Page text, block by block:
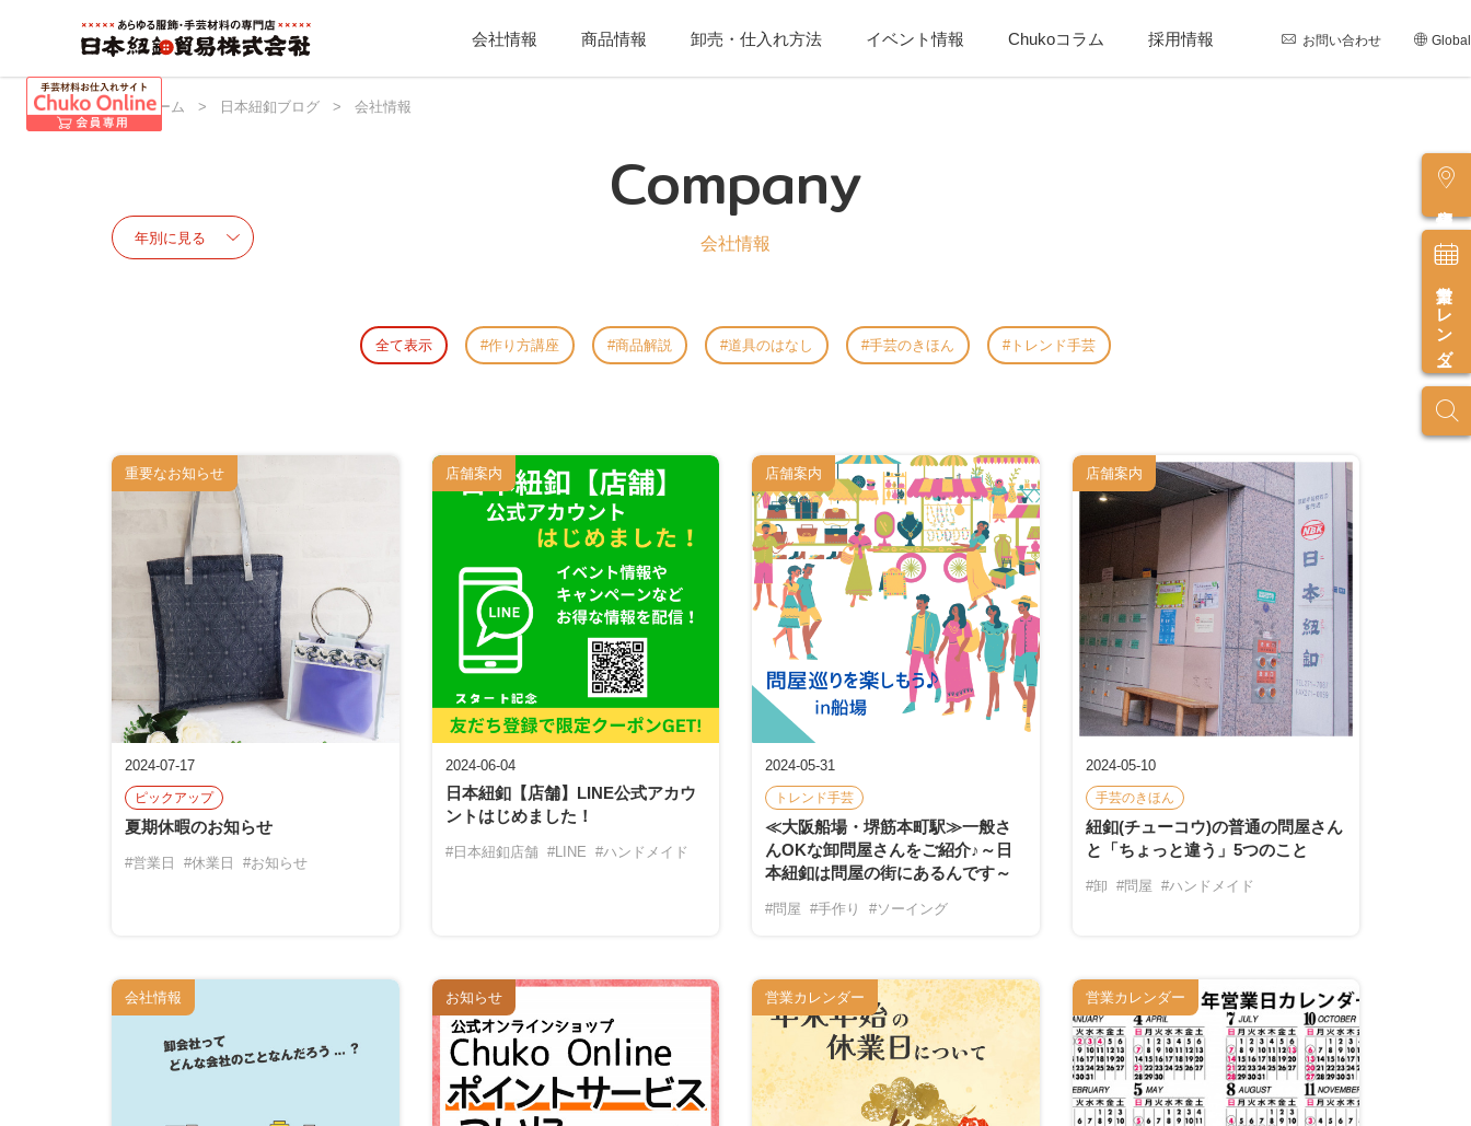
会社情報 商品情報 卸売・仕入れ方法 イベント情報 Chukoコラム 採用情報 お問い合わせ Global
営業カレンダー
日本紐釦 ホーム > 日本紐釦ブログ > 会社情報
Company
会社情報
全て表示 作り方講座 商品解説 道具のはなし 手芸のきほん トレンド手芸
2024-07-17
ピックアップ
夏期休暇のお知らせ
#営業日 #休業日 #お知らせ
重要なお知らせ
2024-06-04
日本紐釦【店舗】LINE公式アカウ
ントはじめました！
#日本紐釦店舗 #LINE #ハンドメイド
店舗案内
2024-05-31
トレンド手芸
≪大阪船場・堺筋本町駅≫一般さ
んOKな卸問屋さんをご紹介♪～日
本紐釦は問屋の街にあるんです～
#問屋 #手作り #ソーイング
店舗案内
2024-05-10
手芸のきほん
紐釦(チューコウ)の普通の問屋さん
と「ちょっと違う」5つのこと
#卸 #問屋 #ハンドメイド
店舗案内
会社情報 お知らせ 営業カレンダー 営業カレンダー